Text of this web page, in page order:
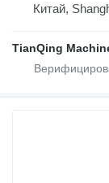
Китай,
TianQing